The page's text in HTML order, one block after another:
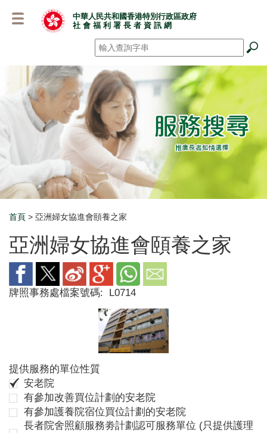
中華人民共和國香港特別行政區政府
社 會 福 利 署 長 者 資 訊 網
搜尋 *
Breadcrumb
首頁 > 亞洲婦女協進會頤養之家
亞洲婦女協進會頤養之家
牌照事務處檔案號碼: L0714
提供服務的單位性質
安老院
有參加改善買位計劃的安老院
有參加護養院宿位買位計劃的安老院
長者院舍照顧服務劵計劃認可服務單位 (只提供護理